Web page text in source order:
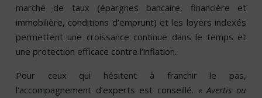
marché de taux (épargnes bancaire, financière et
immobilière, conditions d’emprunt) et les loyers indexés
permettent une croissance continue dans le temps et
une protection efficace contre l’inflation.
Pour ceux qui hésitent à franchir le pas,
l’accompagnement d’experts est conseillé. « Avertis ou